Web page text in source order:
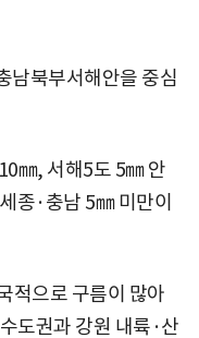
남북부서해안을 중심
㎜, 서해5도 5㎜ 안
종·충남 5㎜ 미만이
적으로 구름이 많아
도권과 강원 내륙·산